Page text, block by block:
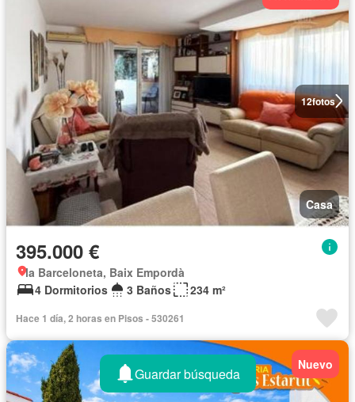
12fotos
Casa
395.000 €
la Barceloneta, Baix Empordà
4 Dormitorios
3 Baños 234 m²
Hace 1 día, 2 horas en Pisos - 530261
Nuevo
Guardar búsqueda